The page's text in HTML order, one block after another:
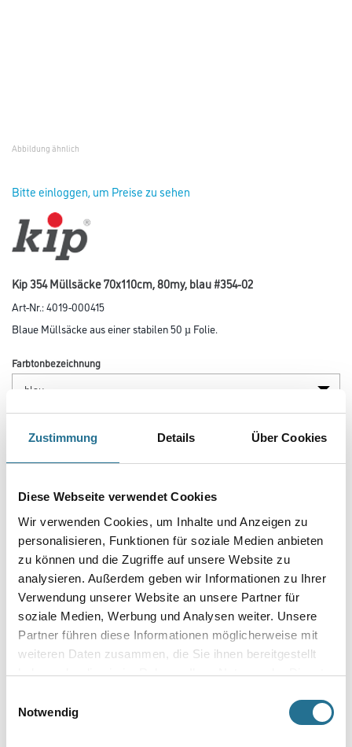
Zustimmung Details Über Cookies
Diese Webseite verwendet Cookies
Wir verwenden Cookies, um Inhalte und Anzeigen zu
personalisieren, Funktionen für soziale Medien anbieten
zu können und die Zugriffe auf unsere Website zu
analysieren. Außerdem geben wir Informationen zu Ihrer
Verwendung unserer Website an unsere Partner für
soziale Medien, Werbung und Analysen weiter. Unsere
Partner führen diese Informationen möglicherweise mit
weiteren Daten zusammen, die Sie ihnen bereitgestellt
haben oder die sie im Rahmen Ihrer Nutzung der Dienste
Notwendig
Stärke in millimeter
Umrechnungsfaktoren
PRODUKTEIGENSCHAFTEN
ZUSATZINFOS
GEFAHRENHINWEISE
DATENBLÄTTER
SPEZIFIKATIONEN